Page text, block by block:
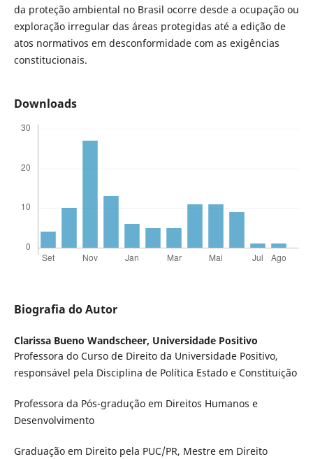
da proteção ambiental no Brasil ocorre desde a ocupação ou
exploração irregular das áreas protegidas até a edição de
atos normativos em desconformidade com as exigências
constitucionais.
Downloads
Biografia do Autor
Clarissa Bueno Wandscheer, Universidade Positivo
Professora do Curso de Direito da Universidade Positivo,
responsável pela Disciplina de Política Estado e Constituição
Professora da Pós-gradução em Direitos Humanos e
Desenvolvimento
Graduação em Direito pela PUC/PR, Mestre em Direito